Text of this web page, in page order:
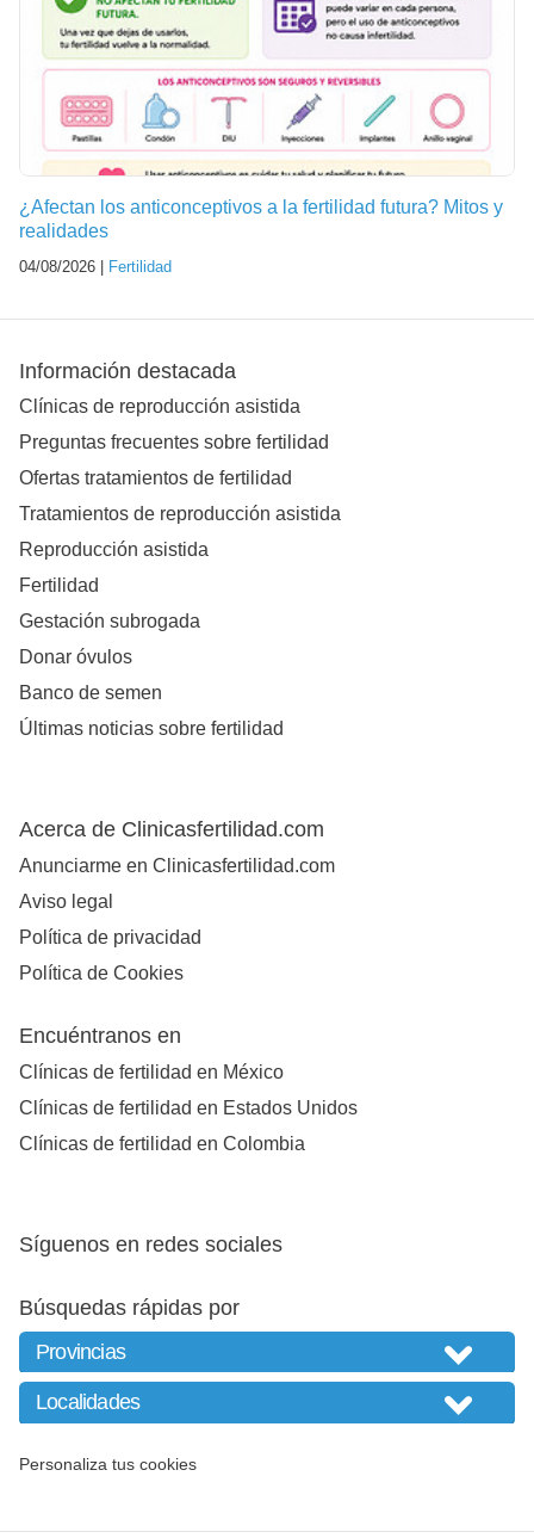
¿Afectan los anticonceptivos a la fertilidad futura? Mitos y
realidades
04/08/2026 | Fertilidad
Información destacada
Clínicas de reproducción asistida
Preguntas frecuentes sobre fertilidad
Ofertas tratamientos de fertilidad
Tratamientos de reproducción asistida
Reproducción asistida
Fertilidad
Gestación subrogada
Donar óvulos
Banco de semen
Últimas noticias sobre fertilidad
Acerca de Clinicasfertilidad.com
Anunciarme en Clinicasfertilidad.com
Aviso legal
Política de privacidad
Política de Cookies
Encuéntranos en
Clínicas de fertilidad en México
Clínicas de fertilidad en Estados Unidos
Clínicas de fertilidad en Colombia
Síguenos en redes sociales
Búsquedas rápidas por
Personaliza tus cookies